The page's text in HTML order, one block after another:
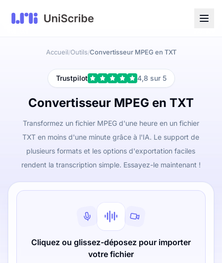
Accueil/Outils/Convertisseur MPEG en TXT
Trustpilot 4,8 sur 5
Convertisseur MPEG en TXT
Transformez un fichier MPEG d'une heure en un fichier
TXT en moins d'une minute grâce à l'IA. Le support de
plusieurs formats et les options d'exportation faciles
rendent la transcription simple. Essayez-le maintenant !
Cliquez ou glissez-déposez pour importer
votre fichier